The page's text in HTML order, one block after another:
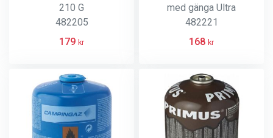
210 G
482205
179 kr
med gänga Ultra
482221
168 kr